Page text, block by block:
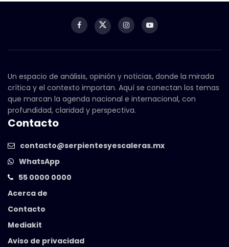
Un espacio de análisis, opinión y noticias, donde la mirada
crítica y el contexto importan. Aquí se conectan los temas
que marcan la agenda nacional e internacional, con
profundidad, claridad y perspectiva.
Contacto
contacto@serpientesyescaleras.mx
WhatsApp
55 0000 0000
Acerca de
Contacto
Mediakit
Aviso de privacidad